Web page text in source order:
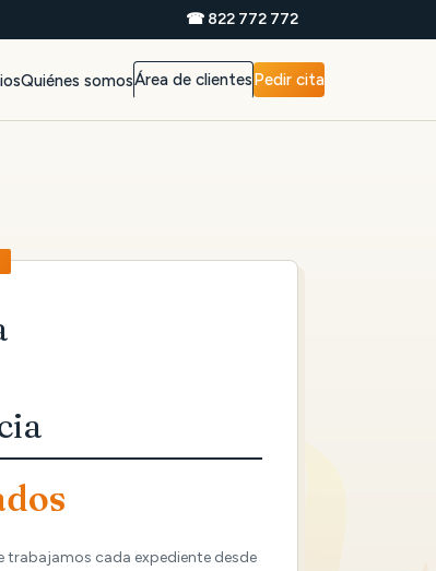
☎ 822 772 772
Quiénes somosÁrea de clientesPedir cita
trabajamos cada expediente desde